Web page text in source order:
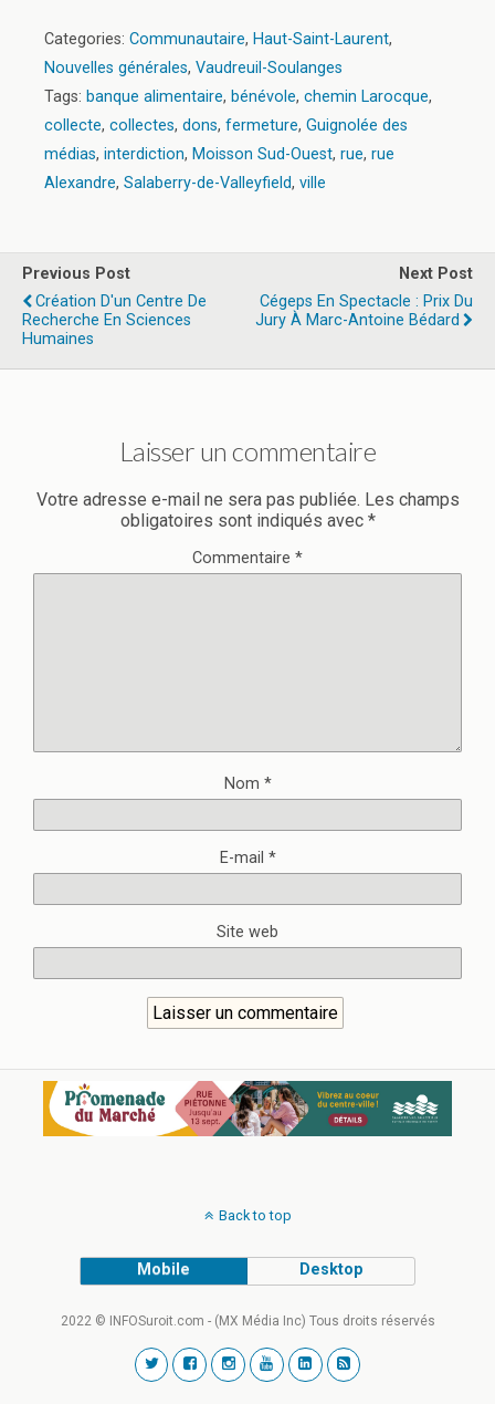
Categories: Communautaire, Haut-Saint-Laurent,
Nouvelles générales, Vaudreuil-Soulanges
Tags: banque alimentaire, bénévole, chemin Larocque,
collecte, collectes, dons, fermeture, Guignolée des
médias, interdiction, Moisson Sud-Ouest, rue, rue
Alexandre, Salaberry-de-Valleyfield, ville
Previous Post
Création D'un Centre De
Recherche En Sciences
Humaines
Next Post
Cégeps En Spectacle : Prix Du
Jury À Marc-Antoine Bédard
Laisser un commentaire
Votre adresse e-mail ne sera pas publiée. Les champs
obligatoires sont indiqués avec *
Commentaire *
Nom *
E-mail *
Site web
Back to top
Mobile Desktop
2022 © INFOSuroit.com - (MX Média Inc) Tous droits réservés